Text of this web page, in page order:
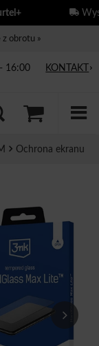
obrotu »
16:00 KONTAKT
Ochrona ekranu